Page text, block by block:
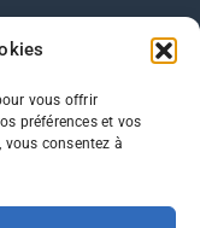
vous offrir
préférences et vos
vous consentez à